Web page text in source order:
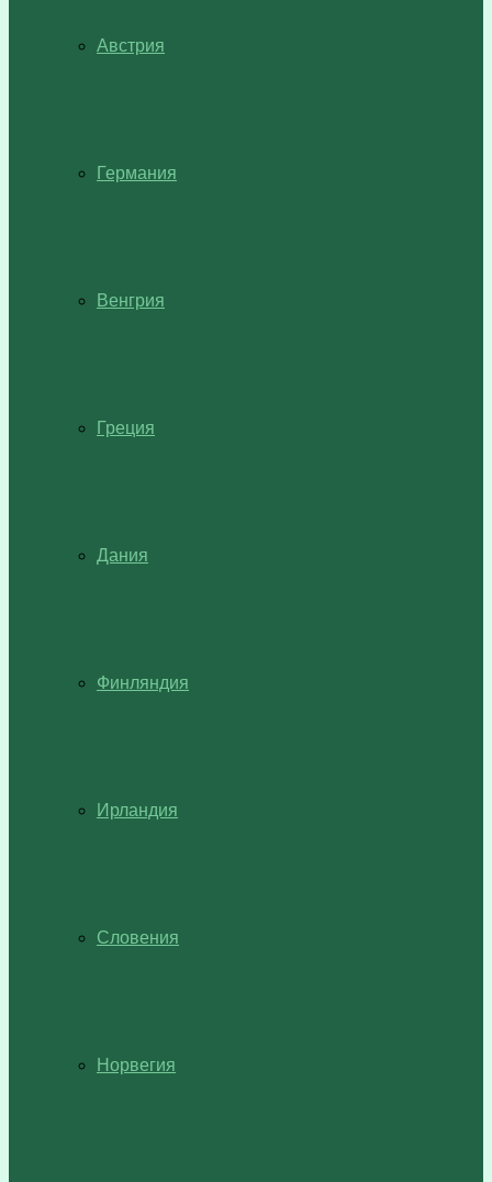
Австрия
Германия
Венгрия
Греция
Дания
Финляндия
Ирландия
Словения
Норвегия